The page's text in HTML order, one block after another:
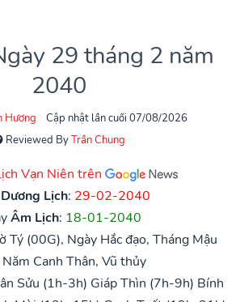
29 tháng 2 năm
2040
Hương
Cập nhật lần cuối 07/08/2026
Reviewed ByTrần Chung
Vạn Niên trên
Dương Lịch: 29-02-2040
Âm Lịch: 18-01-2040
Tý (00G), Ngày Hắc đạo, Tháng Mậu
Canh Thân, Vũ thủy
Sửu (1h-3h) Giáp Thìn (7h-9h) Bính